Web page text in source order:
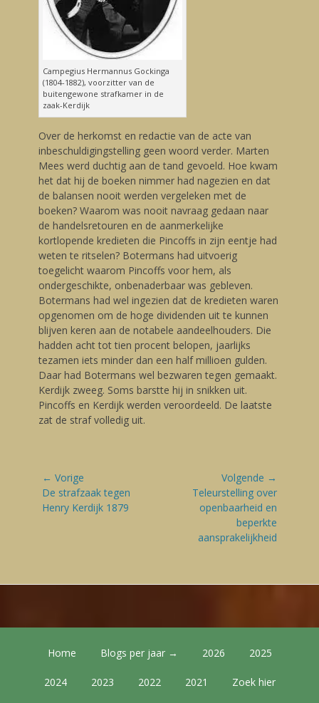
Campegius Hermannus Gockinga
(1804-1882), voorzitter van de
buitengewone strafkamer in de
zaak-Kerdijk
Over de herkomst en redactie van de acte van
inbeschuldigingstelling geen woord verder. Marten
Mees werd duchtig aan de tand gevoeld. Hoe kwam
het dat hij de boeken nimmer had nagezien en dat
de balansen nooit werden vergeleken met de
boeken? Waarom was nooit navraag gedaan naar
de handelsretouren en de aanmerkelijke
kortlopende kredieten die Pincoffs in zijn eentje had
weten te ritselen? Botermans had uitvoerig
toegelicht waarom Pincoffs voor hem, als
ondergeschikte, onbenaderbaar was gebleven.
Botermans had wel ingezien dat de kredieten waren
opgenomen om de hoge dividenden uit te kunnen
blijven keren aan de notabele aandeelhouders. Die
hadden acht tot tien procent belopen, jaarlijks
tezamen iets minder dan een half millioen gulden.
Daar had Botermans wel bezwaren tegen gemaakt.
Kerdijk zweeg. Soms barstte hij in snikken uit.
Pincoffs en Kerdijk werden veroordeeld. De laatste
zat de straf volledig uit.
Bericht
navigatie
← Vorige
Vorige
blog:
De strafzaak tegen
Henry Kerdijk 1879
Volgende →
VolgendeTeleurstelling over
openbaarheid en
beperkte
aansprakelijkheid
Footer Menu
content
Home Blogs per jaar → 2026 2025
2024 2023 2022 2021 Zoek hier